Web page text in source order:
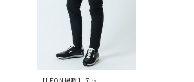
【LEON掲載】テッ...